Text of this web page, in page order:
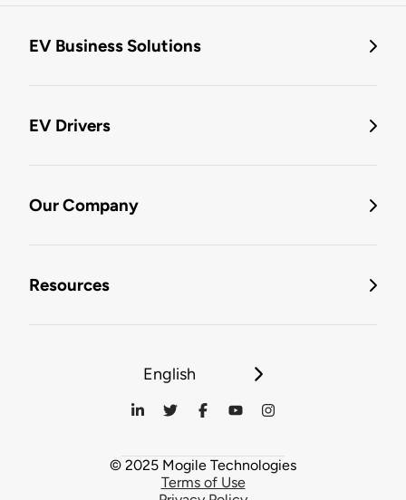
EV Business Solutions
EV Drivers
Our Company
Resources
English
© 2025 Mogile Technologies
Terms of Use